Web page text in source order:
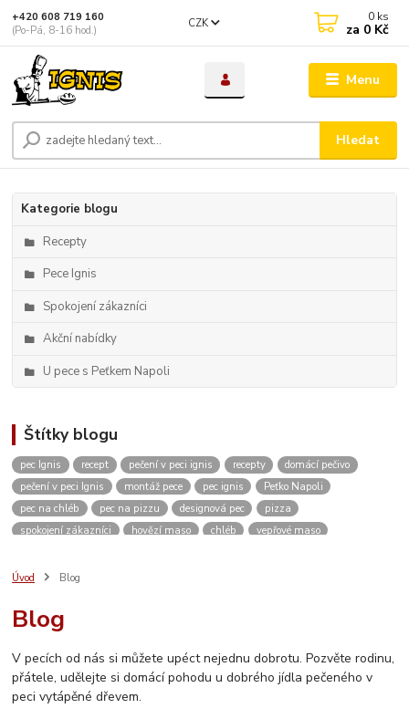
Menu
CZK
Hledat
+420 608 719 160
(Po-Pá, 8-16 hod.)
0 ks
za 0 Kč
Kategorie blogu
Recepty
Pece Ignis
Spokojení zákazníci
Akční nabídky
U pece s Peťkem Napoli
Štítky blogu
pec Ignis recept pečení v peci ignis recepty
domácí pečivo
pečení v peci Ignis
montáž pece pec ignis
Peťko Napoli
pec na chléb
pec na pizzu designová pec
pizza
spokojení zákazníci
hovězí maso chléb
vepřové maso
vánoce
kvásek
pikantní
video
měření teploty návod
návod na sestavení pece
jak sestavit pec
vlastnosti pece stavebnice
inspirace
vánoční výstava
Úvod Blog
Blog
V pecích od nás si můžete upéct nejednu dobrotu. Pozvěte rodinu,
přátele, udělejte si domácí pohodu u dobrého jídla pečeného v
peci vytápěné dřevem.